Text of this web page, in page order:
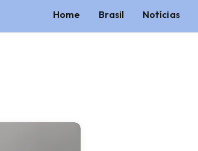
Home Brasil Notícias